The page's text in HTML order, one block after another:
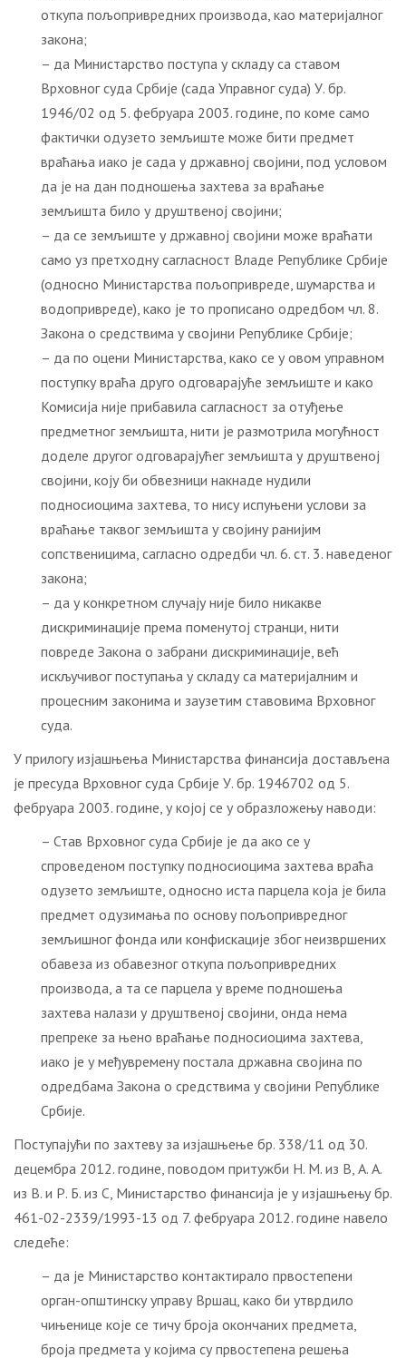
откупа пољопривредних производа, као материјалног
закона;
– да Министарство поступа у складу са ставом
Врховног суда Србије (сада Управног суда) У. бр.
1946/02 од 5. фебруара 2003. године, по коме само
фактички одузето земљиште може бити предмет
враћања иако је сада у државној својини, под условом
да је на дан подношења захтева за враћање
земљишта било у друштвеној својини;
– да се земљиште у државној својини може враћати
само уз претходну сагласност Владе Републике Србије
(односно Министарства пољопривреде, шумарства и
водопривреде), како је то прописано одредбом чл. 8.
Закона о средствима у својини Републике Србије;
– да по оцени Министарства, како се у овом управном
поступку враћа друго одговарајуће земљиште и како
Комисија није прибавила сагласност за отуђење
предметног земљишта, нити је размотрила могућност
доделе другог одговарајућег земљишта у друштвеној
својини, коју би обвезници накнаде нудили
подносиоцима захтева, то нису испуњени услови за
враћање таквог земљишта у својину ранијим
сопственицима, сагласно одредби чл. 6. ст. 3. наведеног
закона;
– да у конкретном случају није било никакве
дискриминације према поменутој странци, нити
повреде Закона о забрани дискриминације, већ
искључивог поступања у складу са материјалним и
процесним законима и заузетим ставовима Врховног
суда.
У прилогу изјашњења Министарства финансија достављена
је пресуда Врховног суда Србије У. бр. 1946702 од 5.
фебруара 2003. године, у којој се у образложењу наводи:
– Став Врховног суда Србије је да ако се у
спроведеном поступку подносиоцима захтева враћа
одузето земљиште, односно иста парцела која је била
предмет одузимања по основу пољопривредног
земљишног фонда или конфискације због неизвршених
обавеза из обавезног откупа пољопривредних
производа, а та се парцела у време подношења
захтева налази у друштвеној својини, онда нема
препреке за њено враћање подносиоцима захтева,
иако је у међувремену постала државна својина по
одредбама Закона о средствима у својини Републике
Србије.
Поступајући по захтеву за изјашњење бр. 338/11 од 30.
децембра 2012. године, поводом притужби Н. М. из В, А. А.
из В. и Р. Б. из С, Министарство финансија је у изјашњењу бр.
461-02-2339/1993-13 од 7. фебруара 2012. године навело
следеће:
– да је Министарство контактирало првостепени
орган-општинску управу Вршац, како би утврдило
чињенице које се тичу броја окончаних предмета,
броја предмета у којима су првостепена решења